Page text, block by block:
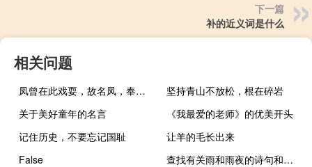
下一篇
补的近义词是什么
相关问题
凤曾在此戏耍，故名凤，奉往台空江
坚持青山不放松，根在碎岩
关于美好童年的名言
《我最爱的老师》的优美开头
记住历史，不要忘记国耻
让羊的毛长出来
False
查找有关雨和雨夜的诗句和雨夜的优美句